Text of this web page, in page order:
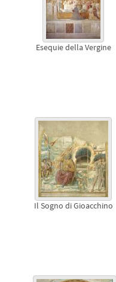
Esequie della Vergine
Il Sogno di Gioacchino